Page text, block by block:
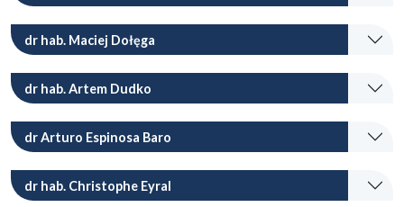
dr hab. Maciej Dołęga
dr hab. Artem Dudko
dr Arturo Espinosa Baro
dr hab. Christophe Eyral